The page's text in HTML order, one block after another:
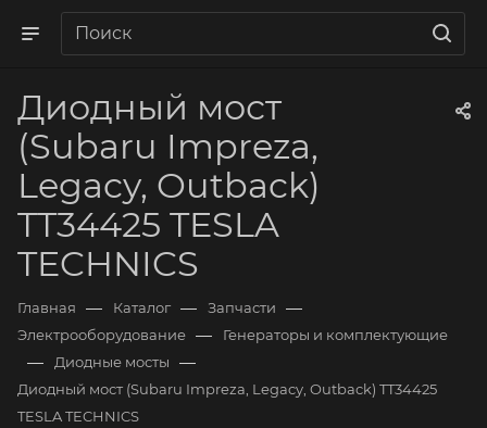
Диодный мост
(Subaru Impreza,
Legacy, Outback)
TT34425 TESLA
TECHNICS
Главная — Каталог — Запчасти —
Электрооборудование — Генераторы и комплектующие
— Диодные мосты —
Диодный мост (Subaru Impreza, Legacy, Outback) TT34425
TESLA TECHNICS